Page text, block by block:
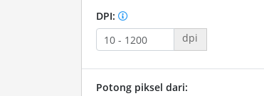
DPI:
dpi
Potong piksel dari: